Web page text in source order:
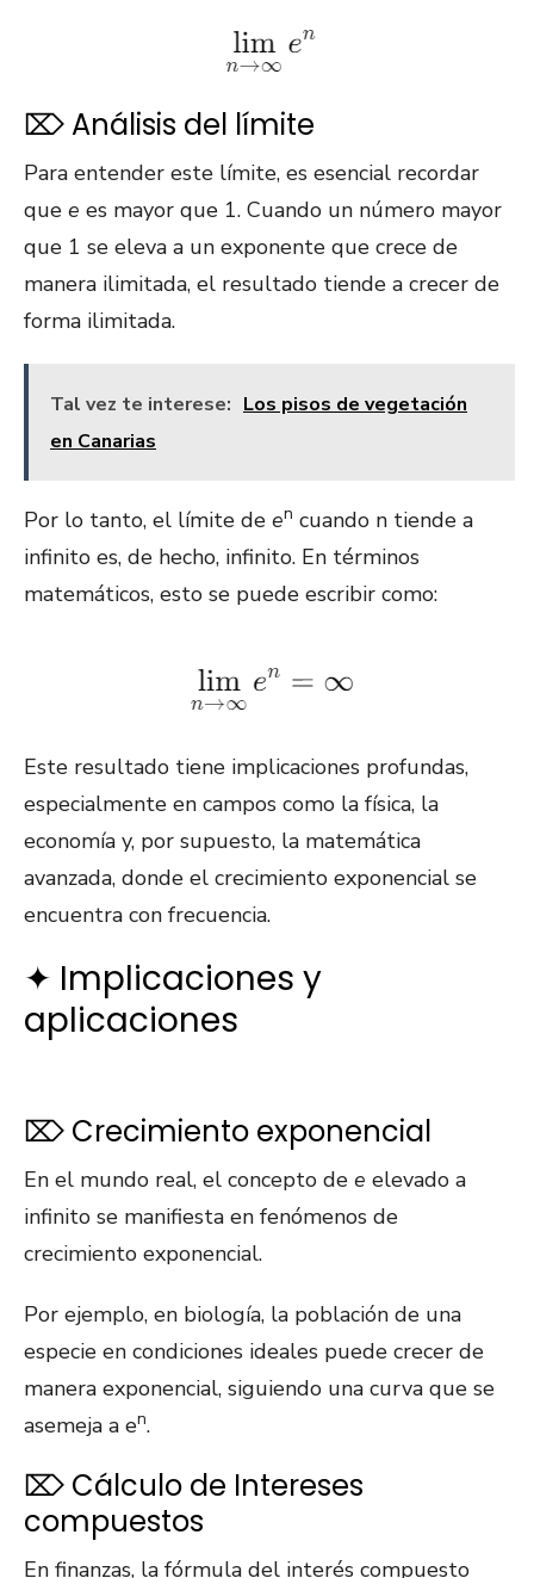
⌦ Análisis del límite
Para entender este límite, es esencial recordar
que e es mayor que 1. Cuando un número mayor
que 1 se eleva a un exponente que crece de
manera ilimitada, el resultado tiende a crecer de
forma ilimitada.
Tal vez te interese: Los pisos de vegetación
en Canarias
Por lo tanto, el límite de en cuando n tiende a
infinito es, de hecho, infinito. En términos
matemáticos, esto se puede escribir como:
Este resultado tiene implicaciones profundas,
especialmente en campos como la física, la
economía y, por supuesto, la matemática
avanzada, donde el crecimiento exponencial se
encuentra con frecuencia.
✦ Implicaciones y
aplicaciones
⌦ Crecimiento exponencial
En el mundo real, el concepto de e elevado a
infinito se manifiesta en fenómenos de
crecimiento exponencial.
Por ejemplo, en biología, la población de una
especie en condiciones ideales puede crecer de
manera exponencial, siguiendo una curva que se
asemeja a en.
⌦ Cálculo de Intereses
compuestos
En finanzas, la fórmula del interés compuesto